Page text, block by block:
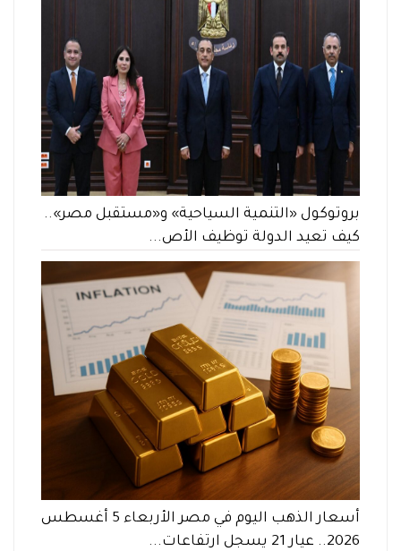
بروتوكول «التنمية السياحية» و«مستقبل مصر»..
كيف تعيد الدولة توظيف الأص...
أسعار الذهب اليوم في مصر الأربعاء 5 أغسطس
2026.. عيار 21 يسجل ارتفاعات...